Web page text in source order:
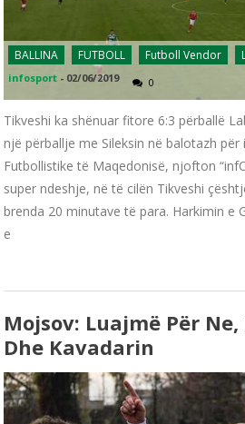
BALLINA FUTBOLL Futboll Vendor
infosport - 02/06/2019 0
Tikveshi ka shënuar fitore 6:3 përballë
një përballje me Sileksin në balotazh
Futbollistike të Maqedonisë, njofton
super ndeshje, në të cilën Tikveshi
brenda 20 minutave të para. Harkimin e
e
Mojsov: Luajmë Për
Dhe Kavadarin